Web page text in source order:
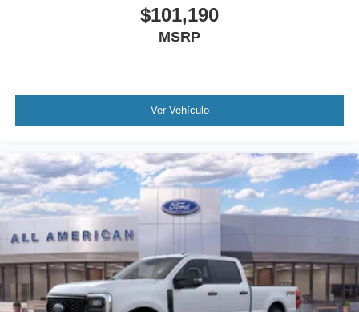
$101,190
MSRP
Ver Vehículo